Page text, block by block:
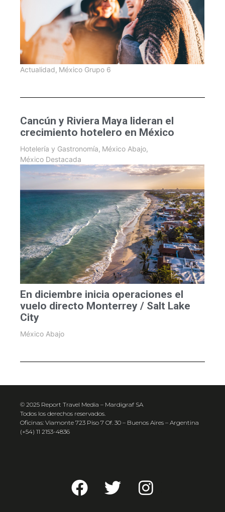
Actualidad, México Grupo 6
Cancún y Riviera Maya lideran el
crecimiento hotelero en México
Hotelería y Gastronomía, México Abajo,
México Destacada
En diciembre inicia operaciones el
vuelo directo Monterrey / Salt Lake
City
México Abajo
© 2025 Report Travel Media – Mardigraf SA
Todos los derechos reservados.
Oficinas: Viamonte 723 Piso 7 Of. 30 – Buenos Aires – Argentina
(+54) 11 2153-4836